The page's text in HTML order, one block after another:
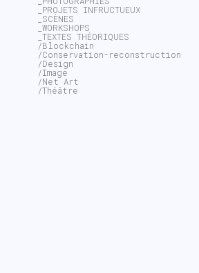
_PROJETS INFRUCTUEUX
_SCÈNES
_WORKSHOPS
_TEXTES THÉORIQUES
/Blockchain
/Conservation-reconstruction
/Design
/Image
/Net Art
/Théâtre